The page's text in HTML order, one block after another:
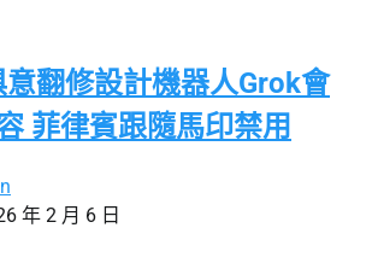
翻修設計機器人Grok會
菲律賓跟隨馬印禁用
年 2 月 6 日